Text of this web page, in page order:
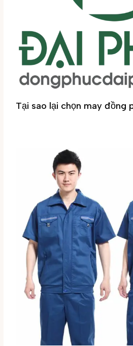
Tại sao lại chọn may đồng